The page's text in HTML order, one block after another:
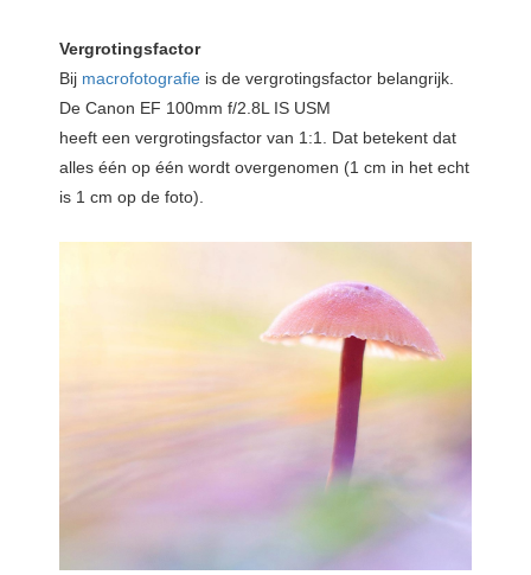
Vergrotingsfactor
Bij macrofotografie is de vergrotingsfactor belangrijk.
De Canon EF 100mm f/2.8L IS USM
heeft een vergrotingsfactor van 1:1. Dat betekent dat
alles één op één wordt overgenomen (1 cm in het echt
is 1 cm op de foto).